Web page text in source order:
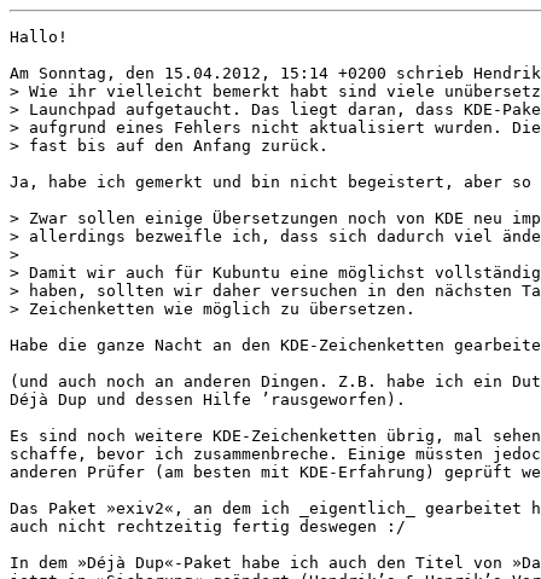
Hallo!
Am Sonntag, den 15.04.2012, 15:14 +0200 schrieb
> Wie ihr vielleicht bemerkt habt sind viele
> Launchpad aufgetaucht. Das liegt daran, dass KDE-
> aufgrund eines Fehlers nicht aktualisiert wurden.
> fast bis auf den Anfang zurück.
Ja, habe ich gemerkt und bin nicht begeistert, aber so
> Zwar sollen einige Übersetzungen noch von KDE neu
> allerdings bezweifle ich, dass sich dadurch viel
>
> Damit wir auch für Kubuntu eine möglichst
> haben, sollten wir daher versuchen in den nächsten
> Zeichenketten wie möglich zu übersetzen.
Habe die ganze Nacht an den KDE-Zeichenketten
(und auch noch an anderen Dingen. Z.B. habe ich ein
Déjà Dup und dessen Hilfe ’rausgeworfen).
Es sind noch weitere KDE-Zeichenketten übrig, mal
schaffe, bevor ich zusammenbreche. Einige müssten
anderen Prüfer (am besten mit KDE-Erfahrung) geprüft
Das Paket »exiv2«, an dem ich _eigentlich_ gearbeitet
auch nicht rechtzeitig fertig deswegen :/
In dem »Déjà Dup«-Paket habe ich auch den Titel von